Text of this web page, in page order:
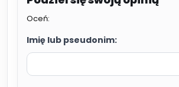
Oceń:
Imię lub pseudonim: